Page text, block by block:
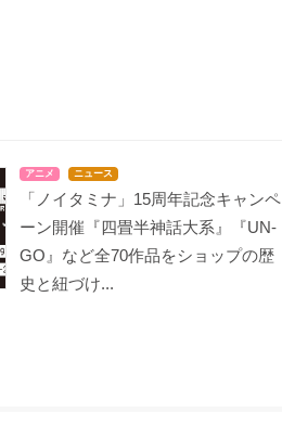
アニメ ニュース
「ノイタミナ」15周年記念キャンペ
ーン開催『四畳半神話大系』『UN-
GO』など全70作品をショップの歴
史と紐づけ...